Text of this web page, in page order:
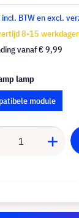
incl. BTW en excl.
8-15
vanaf€ 9,99
lamp
module